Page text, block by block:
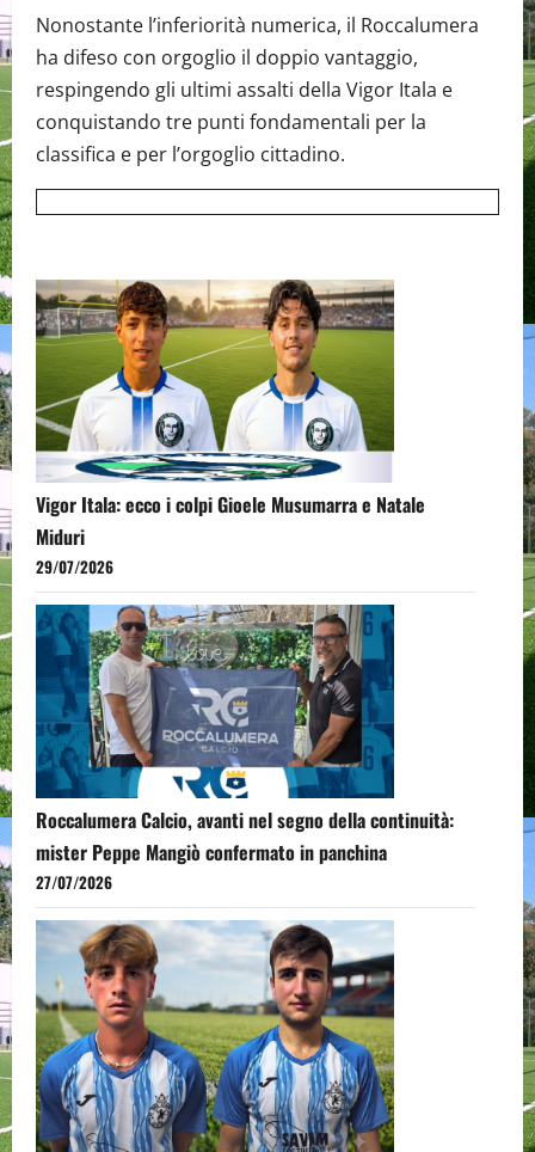
Nonostante l’inferiorità numerica, il Roccalumera
ha difeso con orgoglio il doppio vantaggio,
respingendo gli ultimi assalti della Vigor Itala e
conquistando tre punti fondamentali per la
classifica e per l’orgoglio cittadino.
Vigor Itala: ecco i colpi Gioele Musumarra e Natale
Miduri
29/07/2026
Roccalumera Calcio, avanti nel segno della continuità:
mister Peppe Mangiò confermato in panchina
27/07/2026